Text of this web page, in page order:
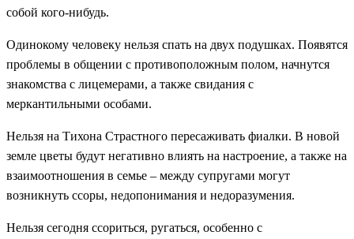
собой кого-нибудь.
Одинокому человеку нельзя спать на двух подушках. Появятся
проблемы в общении с противоположным полом, начнутся
знакомства с лицемерами, а также свидания с
меркантильными особами.
Нельзя на Тихона Страстного пересаживать фиалки. В новой
земле цветы будут негативно влиять на настроение, а также на
взаимоотношения в семье – между супругами могут
возникнуть ссоры, недопонимания и недоразумения.
Нельзя сегодня ссориться, ругаться, особенно с